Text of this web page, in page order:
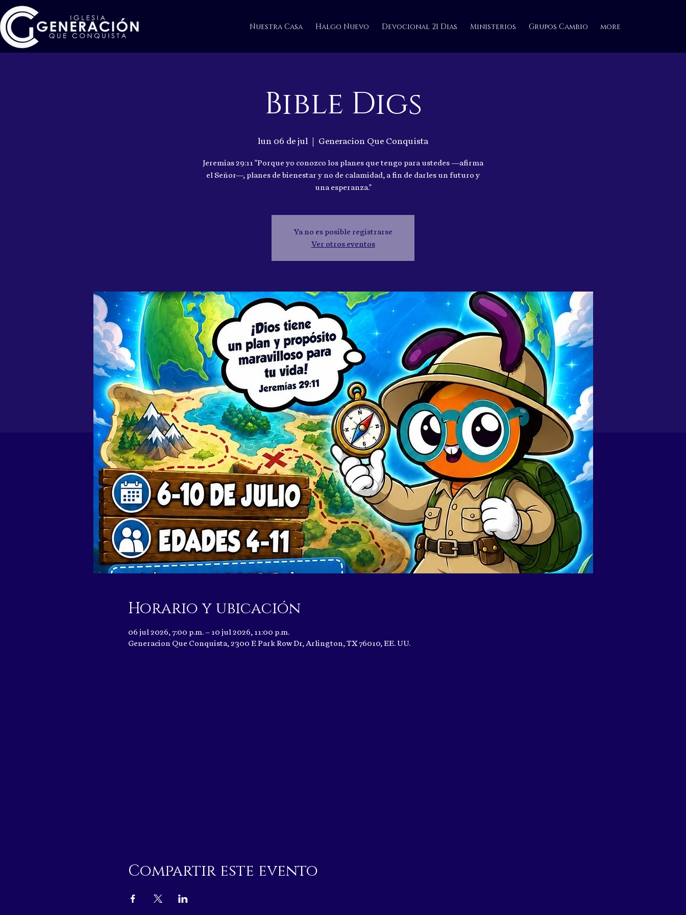
Nuestra Casa Halgo Nuevo Devocional 21 Dias Ministerios Grupos Cambio more
Bible Digs
lun 06 de jul
  |
Generacion Que Conquista
Jeremias 29:11 "Porque yo conozco los planes que tengo para ustedes —afirma
el Señor—, planes de bienestar y no de calamidad, a fin de darles un futuro y
una esperanza."
Ya no es posible registrarse
Ver otros eventos
Horario y ubicación
06 jul 2026, 7:00 p.m. – 10 jul 2026, 11:00 p.m.
Generacion Que Conquista, 2300 E Park Row Dr, Arlington, TX 76010, EE. UU.
Compartir este evento